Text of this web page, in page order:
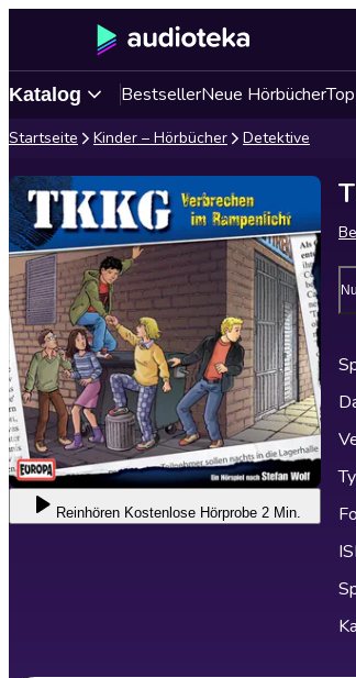
Katalog BestsellerNeue Hörbücher
Startseite Kinder – Hörbücher Detektive
Reinhören Kostenlose Hörprobe 2 Min.